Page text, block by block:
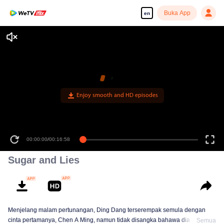
en Buka App
Enjoy smooth and HD episodes
00:00:00/00:16:58
Sugar and Lies
Menjelang malam pertunangan, Ding Dang terserempak semula dengan
cinta pertamanya, Chen A Ming, namun tidak disangka bahawa dia kiniSemua